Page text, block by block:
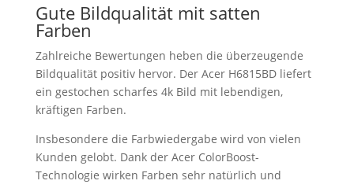
Gute Bildqualität mit satten
Farben
Zahlreiche Bewertungen heben die überzeugende
Bildqualität positiv hervor. Der Acer H6815BD liefert
ein gestochen scharfes 4k Bild mit lebendigen,
kräftigen Farben.
Insbesondere die Farbwiedergabe wird von vielen
Kunden gelobt. Dank der Acer ColorBoost-
Technologie wirken Farben sehr natürlich und